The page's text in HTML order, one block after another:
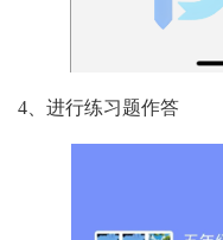
4、进行练习题作答